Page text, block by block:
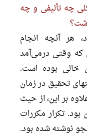
چه تألیفی و چه
هر آنچه انجام
که وقتی درمی‌آمد
بوده است.
تحقیق در زمان
بر این، از حیث
تکرار مکررات
نوشته شده بود.